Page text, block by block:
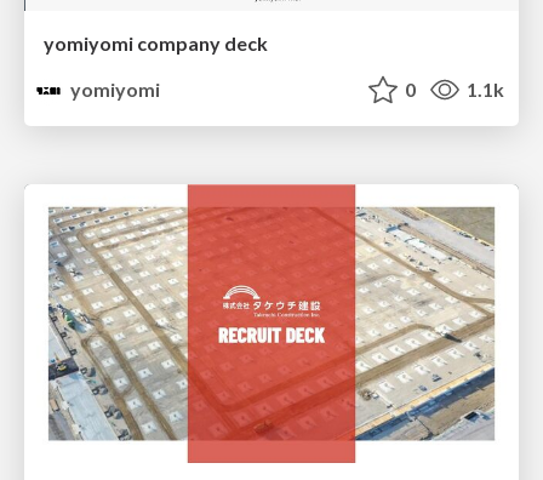
yomiyomi company deck
yomiyomi
0 1.1k